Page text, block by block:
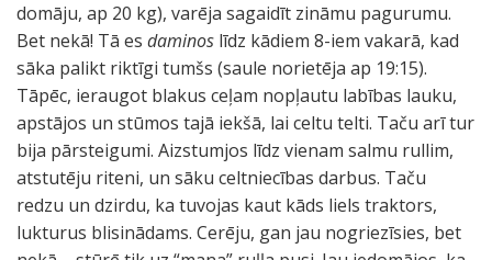
domāju, ap 20 kg), varēja sagaidīt zināmu pagurumu.
Bet nekā! Tā es daminos līdz kādiem 8-iem vakarā, kad
sāka palikt riktīgi tumšs (saule norietēja ap 19:15).
Tāpēc, ieraugot blakus ceļam nopļautu labības lauku,
apstājos un stūmos tajā iekšā, lai celtu telti. Taču arī tur
bija pārsteigumi. Aizstumjos līdz vienam salmu rullim,
atstutēju riteni, un sāku celtniecības darbus. Taču
redzu un dzirdu, ka tuvojas kaut kāds liels traktors,
lukturus blisinādams. Cerēju, gan jau nogriezīsies, bet